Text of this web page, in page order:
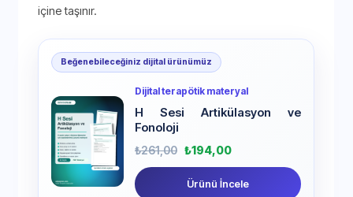
içine taşınır.
Beğenebileceğiniz dijital ürünümüz
Dijital terapötik materyal
H Sesi Artikülasyon ve
Fonoloji
₺261,00 ₺194,00
Ürünü İncele